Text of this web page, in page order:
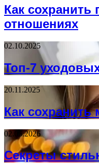
Как
отношениях
02.10.2025
Топ-7
20.11.2025
Как сохранить
02.05.2026
Секреты